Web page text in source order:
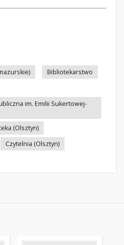
Bibliotekarstwo
im. Emilii Sukertowej-
(Olsztyn)
Czytelnia (Olsztyn)